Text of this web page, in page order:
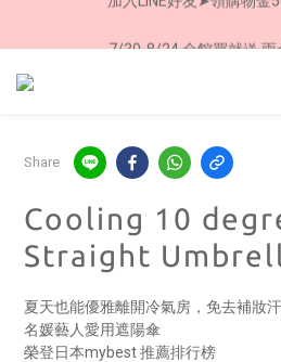
加入LINE好友➤領購物金
Share
Cooling 10
Straight
夏天也能優雅離開冷氣房，免去補妝
名媛藝人愛用遮陽傘
榮登日本mybest 推薦排行榜